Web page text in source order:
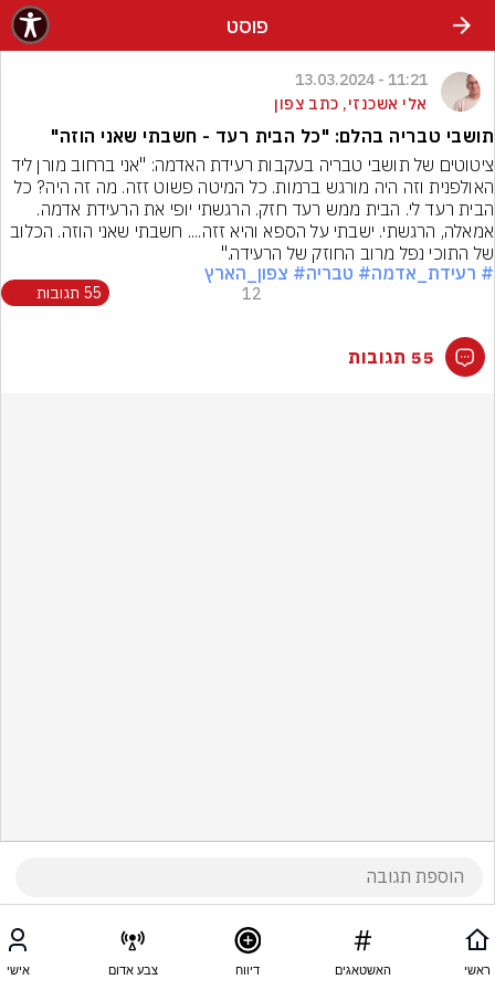
פוסט
11:21 - 13.03.2024
אלי אשכנזי, כתב צפון
תושבי טבריה בהלם: "כל הבית רעד - חשבתי שאני הוזה"
אמאלה, הרגשתי. ישבתי על הספא והיא זזה.... חשבתי שאני הוזה. הכלוב
של התוכי נפל מרוב החוזק של הרעידה."
# רעידת_אדמה# טבריה# צפון_הארץ
12 55 תגובות
55 תגובות
ראשי האשטאגים דיווח צבע אדום אישי